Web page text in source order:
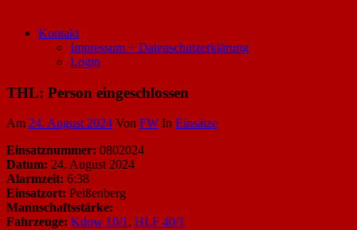
Kontakt
Impressum + Datenschutzerklärung
Login
THL: Person eingeschlossen
Am 24. August 2024 Von FW In Einsätze
Einsatznummer: 0802024
Datum: 24. August 2024
Alarmzeit: 6:38
Einsatzort: Peißenberg
Mannschaftsstärke:
Fahrzeuge: Kdow 10/1, HLF 40/1